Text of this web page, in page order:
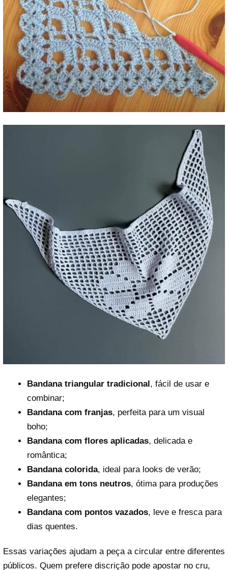
Bandana triangular tradicional, fácil de usar e
combinar;
Bandana com franjas, perfeita para um visual
boho;
Bandana com flores aplicadas, delicada e
romântica;
Bandana colorida, ideal para looks de verão;
Bandana em tons neutros, ótima para produções
elegantes;
Bandana com pontos vazados, leve e fresca para
dias quentes.
Essas variações ajudam a peça a circular entre diferentes
públicos. Quem prefere discrição pode apostar no cru,